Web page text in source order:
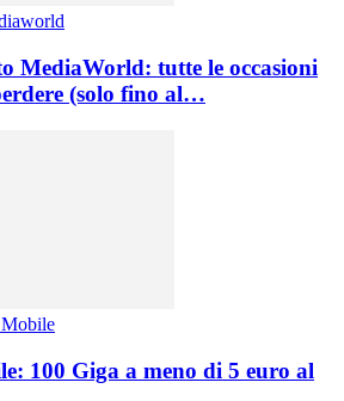
MediaWorld: tutte le occasioni
(solo fino al…
100 Giga a meno di 5 euro al